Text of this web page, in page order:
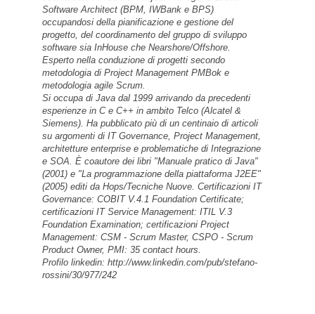
Si occupa di Java dal 1999 arrivando da precedenti
esperienze in C e C++ in ambito Telco (Alcatel &
Siemens). Ha pubblicato più di un centinaio di articoli
su argomenti di IT Governance, Project Management,
architetture enterprise e problematiche di Integrazione
e SOA. È coautore dei libri "Manuale pratico di Java"
(2001) e "La programmazione della piattaforma J2EE"
(2005) editi da Hops/Tecniche Nuove. Certificazioni IT
Governance: COBIT V.4.1 Foundation Certificate;
certificazioni IT Service Management: ITIL V.3
Foundation Examination; certificazioni Project
Management: CSM - Scrum Master, CSPO - Scrum
Product Owner, PMI: 35 contact hours.
Profilo linkedin: http://www.linkedin.com/pub/stefano-
rossini/30/977/242
Facebook Twitter